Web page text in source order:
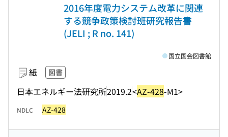
2016年度電力システム改革に関連
する競争政策検討班研究報告書
(JELI ; R no. 141)
紙 図書
日本エネルギー法研究所2019.2<AZ-428-M1>
国立国会図書館
NDLC AZ-428